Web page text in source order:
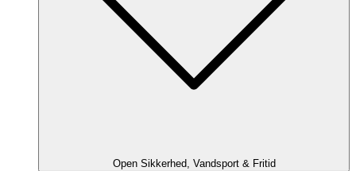
Open Sikkerhed, Vandsport & Fritid